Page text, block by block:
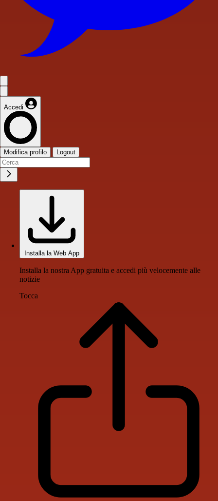
Accedi
Modifica profilo Logout
Installa la Web App
Installa la nostra App gratuita e accedi più velocemente alle
notizie
Tocca